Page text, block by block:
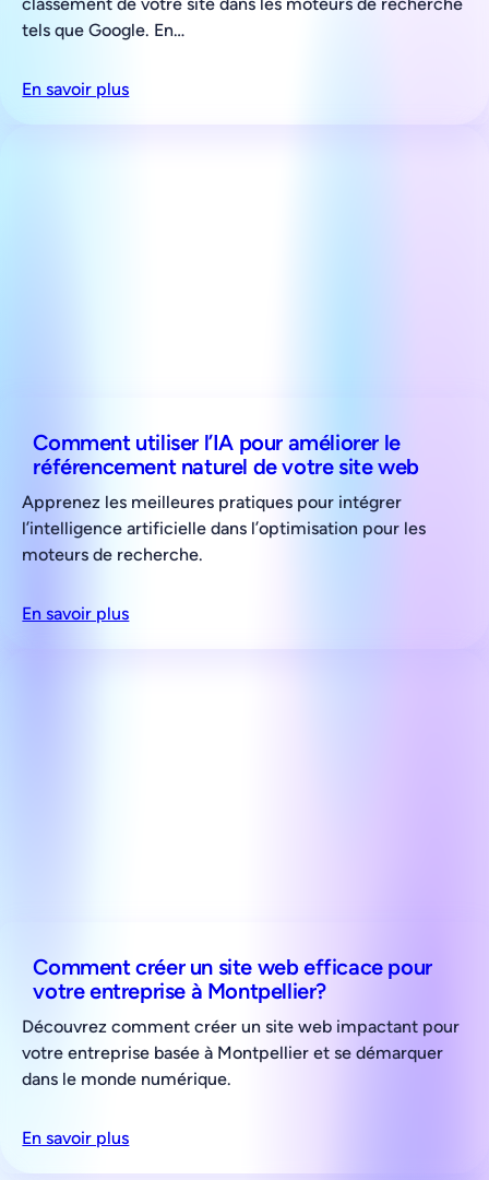
classement de votre site dans les moteurs de recherche
tels que Google. En…
En savoir plus
Comment utiliser l’IA pour améliorer le
référencement naturel de votre site web
Apprenez les meilleures pratiques pour intégrer
l’intelligence artificielle dans l’optimisation pour les
moteurs de recherche.
En savoir plus
Comment créer un site web efficace pour
votre entreprise à Montpellier?
Découvrez comment créer un site web impactant pour
votre entreprise basée à Montpellier et se démarquer
dans le monde numérique.
En savoir plus